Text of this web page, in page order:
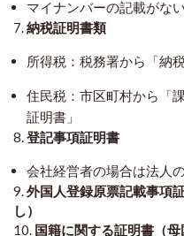
マイナンバーの記載がない
7.納税証明書類
所得税：税務署から「納
住民税：市区町村から「
証明書」
8.登記事項証明書
会社経営者の場合は法人
9.外国人登録原票記載事項
し）
10. 国籍に関する証明書（母